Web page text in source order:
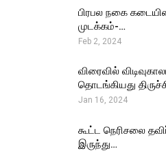
பிரபல நகை
முடக்கம்-…
Feb 2, 2024
விரைவில்
தொடங்கியது
Jan 16, 2024
கூட்ட நெரிசலை
இருந்து…